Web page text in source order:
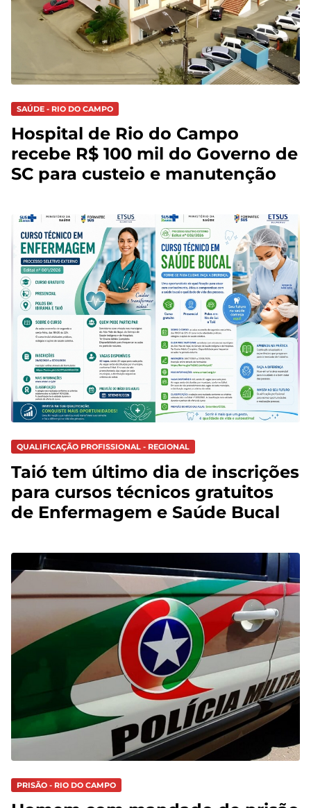
SAÚDE - RIO DO CAMPO
Hospital de Rio do Campo
recebe R$ 100 mil do Governo de
SC para custeio e manutenção
QUALIFICAÇÃO PROFISSIONAL - REGIONAL
Taió tem último dia de inscrições
para cursos técnicos gratuitos
de Enfermagem e Saúde Bucal
PRISÃO - RIO DO CAMPO